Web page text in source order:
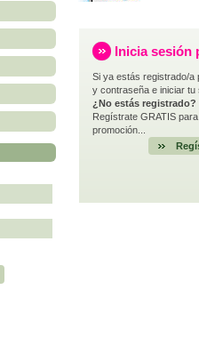
Inicia sesión
Si ya estás registrado/a
y contraseña e iniciar tu
¿No estás registrado?
Regístrate GRATIS
promoción...